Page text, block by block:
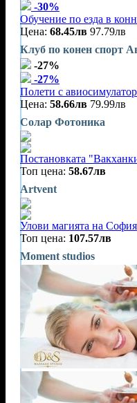
-30%
Обучение по езда в
Цена: 68.45лв 97.79лв
Клуб по конен спорт
-27%
-27%
Полети с
Цена: 58.66лв 79.99лв
Солар Фотоника
Постановката
Топ цена: 58.67лв
Artvent
Улови магията на
Топ цена: 107.57лв
Moment studios